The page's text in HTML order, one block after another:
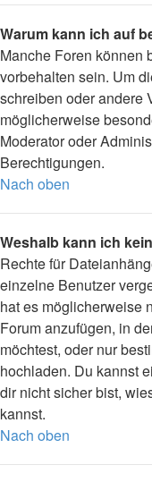
Warum kann ich auf
Manche Foren können
vorbehalten sein. Um
schreiben oder andere
möglicherweise
Moderator oder
Berechtigungen.
Nach oben
Weshalb kann ich
Rechte für
einzelne Benutzer
hat es möglicherweise
Forum anzufügen, in
möchtest, oder nur
hochladen. Du kannst
dir nicht sicher bist,
kannst.
Nach oben